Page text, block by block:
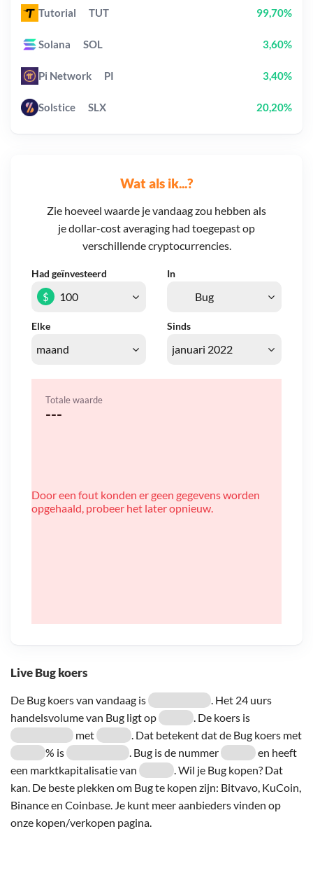
Live Bug koers
De Bug koers van vandaag is
. Het 24 uurs
handelsvolume van Bug ligt op
. De koers is
met
. Dat betekent dat de Bug koers met
% is
. Bug is de nummer
en heeft
een marktkapitalisatie van
. Wil je Bug kopen? Dat
kan. De beste plekken om Bug te kopen zijn: Bitvavo, KuCoin,
Binance en Coinbase. Je kunt meer aanbieders vinden op
onze kopen/verkopen pagina.
Wat als ik...?
Zie hoeveel waarde je vandaag zou hebben als
je dollar-cost averaging had toegepast op
verschillende cryptocurrencies.
Had geïnvesteerd In
Elke Sinds
$
Totale waarde
---
Door een fout konden er geen gegevens worden
opgehaald, probeer het later opnieuw.
Tutorial TUT 99,70%
Solana SOL 3,60%
Pi Network PI 3,40%
Solstice SLX 20,20%